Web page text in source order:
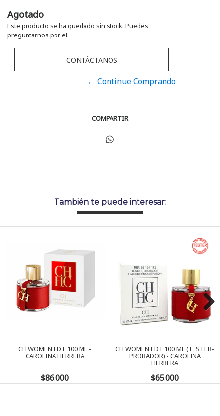
Agotado
Este producto se ha quedado sin stock. Puedes
preguntarnos por el.
CONTÁCTANOS
← Continue Comprando
COMPARTIR
También te puede interesar:
CH WOMEN EDT 100 ML -
CAROLINA HERRERA
$86.000
CH WOMEN EDT 100 ML (TESTER-
PROBADOR) - CAROLINA
HERRERA
$65.000
Next